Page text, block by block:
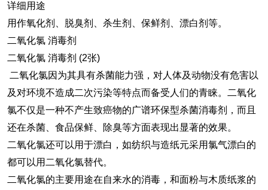
详细用途
用作氧化剂、脱臭剂、杀生剂、保鲜剂、漂白剂等。
二氧化氯 消毒剂
二氧化氯 消毒剂 (2张)
二氧化氯因为其具有杀菌能力强，对人体及动物没有危害以
及对环境不造成二次污染等特点而备受人们的青睐。二氧化
氯不仅是一种不产生致癌物的广谱环保型杀菌消毒剂，而且
还在杀菌、食品保鲜、除臭等方面表现出显著的效果。
二氧化氯还可以用于漂白，如纺织与造纸元采用氯气漂白的
都可以用二氧化氯替代。
二氧化氯的主要用途在自来水的消毒，和面粉与木质纸浆的